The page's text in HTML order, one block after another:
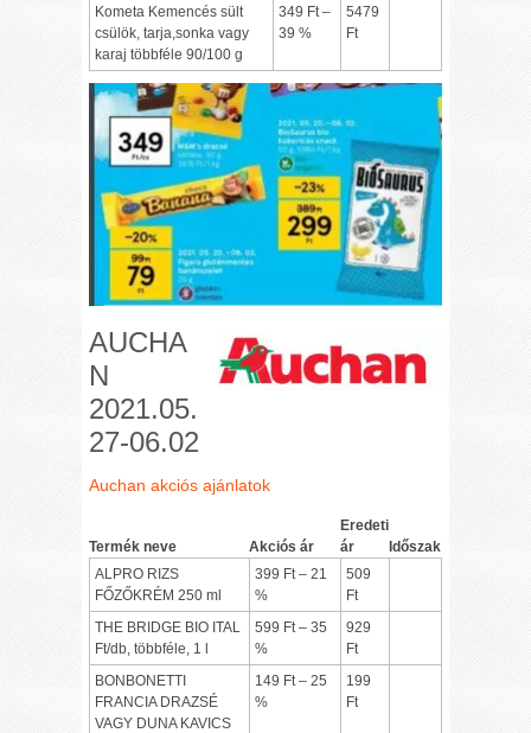
Kometa Kemencés sült
csülök, tarja,sonka vagy
karaj többféle 90/100 g
349 Ft –
39 %
5479
Ft
AUCHA
N
2021.05.
27-06.02
Auchan akciós ajánlatok
Termék neve Akciós ár
Eredeti
ár
Időszak
ALPRO RIZS
FŐZŐKRÉM 250 ml
399 Ft – 21
%
509
Ft
THE BRIDGE BIO ITAL
Ft/db, többféle, 1 l
599 Ft – 35
%
929
Ft
BONBONETTI
FRANCIA DRAZSÉ
VAGY DUNA KAVICS
149 Ft – 25
%
199
Ft